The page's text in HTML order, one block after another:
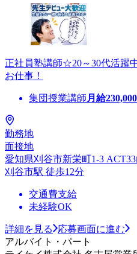
正社員塾講師☆20～30代活躍
お仕事！
集団授業講師 月給230,000
勤務地
面接地
愛知県刈谷市新栄町1-3
刈谷市駅 徒歩12分
交通費支給
未経験OK
詳細を見る
応募画面に進む
アルバイト・パート